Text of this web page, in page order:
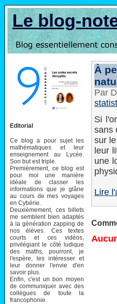
Le blog-
Editorial
Ce blog a pour sujet les
mathématiques et leur
enseignement au Lycée.
Son but est triple.
Premièrement, ce blog est
pour moi une manière
idéale de classer les
informations que je glâne
au cours de mes voyages
en Cybérie.
Deuxièmement, ces billets
me semblent bien adaptés
à la génération zapping de
nos élèves. Ces textes
courts et ces vidéos,
privilégiant le côté ludique
des maths, pourront, je
l'espère, les intéresser et
leur donner l'envie d'en
savoir plus.
Enfin, c'est un bon moyen
de communiquer avec des
collègues de toute la
francophonie.
À
Par
Si
sans
sur
leur
une
Lire